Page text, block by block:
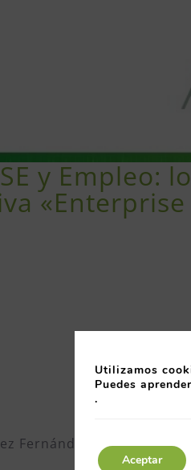
y Empleo:
«Enterprise
Fernández. Directora
Utilizamos
Puedes
.
Aceptar